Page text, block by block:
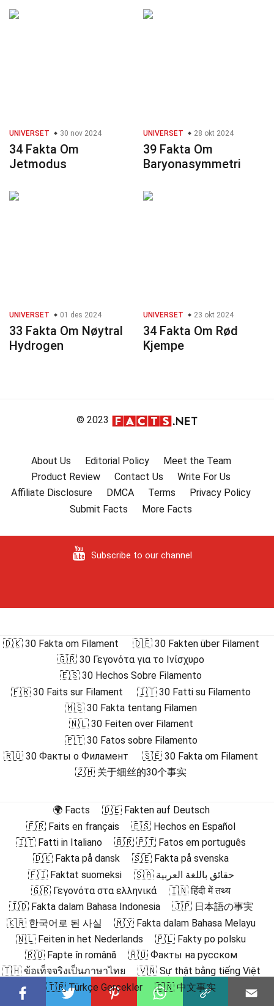
UNIVERSET 30 nov 2024
34 Fakta Om
Jetmodus
UNIVERSET 28 okt 2024
39 Fakta Om
Baryonasymmetri
UNIVERSET 01 des 2024
33 Fakta Om Nøytral
Hydrogen
UNIVERSET 23 okt 2024
34 Fakta Om Rød
Kjempe
© 2023
About Us Editorial Policy
Meet the Team
Product Review
Contact Us
Write For Us
Affiliate Disclosure
DMCA Terms
Privacy Policy
Submit Facts
More Facts
Subscribe to our channel
🇩🇰 30 Fakta om Filament
🇩🇪 30 Fakten über Filament
🇬🇷 30 Γεγονότα για το Ινίσχυρο
🇪🇸 30 Hechos Sobre Filamento
🇫🇷 30 Faits sur Filament
🇮🇹 30 Fatti su Filamento
🇲🇸 30 Fakta tentang Filamen
🇳🇱 30 Feiten over Filament
🇵🇹 30 Fatos sobre Filamento
🇷🇺 30 Факты о Филамент
🇸🇪 30 Fakta om Filament
🇿🇭 关于细丝的30个事实
🌍 Facts
🇩🇪 Fakten auf Deutsch
🇫🇷 Faits en français
🇪🇸 Hechos en Español
🇮🇹 Fatti in Italiano
🇧🇷 🇵🇹 Fatos em português
🇩🇰 Fakta på dansk
🇸🇪 Fakta på svenska
🇫🇮 Faktat suomeksi
🇸🇦 حقائق باللغة العربية
🇬🇷 Γεγονότα στα ελληνικά
🇮🇳 हिंदी में तथ्य
🇮🇩 Fakta dalam Bahasa Indonesia
🇯🇵 日本語の事実
🇰🇷 한국어로 된 사실
🇲🇾 Fakta dalam Bahasa Melayu
🇳🇱 Feiten in het Nederlands
🇵🇱 Fakty po polsku
🇷🇴 Fapte în română
🇷🇺 Факты на русском
🇹🇭 ข้อเท็จจริงเป็นภาษาไทย
🇻🇳 Sự thật bằng tiếng Việt
🇹🇷 Türkçe Gerçekler
🇨🇳 中文事实